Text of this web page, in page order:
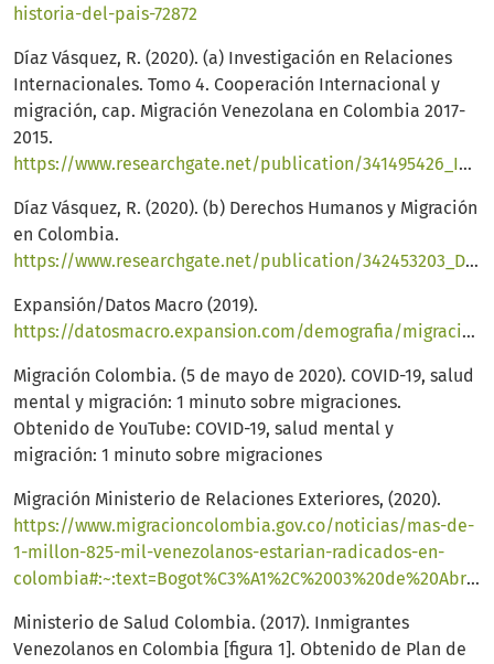
historia-del-pais-72872
Díaz Vásquez, R. (2020). (a) Investigación en Relaciones
Internacionales. Tomo 4. Cooperación Internacional y
migración, cap. Migración Venezolana en Colombia 2017-
2015.
https://www.researchgate.net/publication/341495426_Investigacion_en_Relaciones_Internacionales
Díaz Vásquez, R. (2020). (b) Derechos Humanos y Migración
en Colombia.
https://www.researchgate.net/publication/342453203_Derechos_Humanos_y_Migracion_en_Colombia
Expansión/Datos Macro (2019).
https://datosmacro.expansion.com/demografia/migracion/inmigracion/colombia
Migración Colombia. (5 de mayo de 2020). COVID-19, salud
mental y migración: 1 minuto sobre migraciones.
Obtenido de YouTube: COVID-19, salud mental y
migración: 1 minuto sobre migraciones
Migración Ministerio de Relaciones Exteriores, (2020).
https://www.migracioncolombia.gov.co/noticias/mas-de-
1-millon-825-mil-venezolanos-estarian-radicados-en-
colombia#:~:text=Bogot%C3%A1%2C%2003%20de%20Abril%20de,corte%20al%2029%20de%20febrero
Ministerio de Salud Colombia. (2017). Inmigrantes
Venezolanos en Colombia [figura 1]. Obtenido de Plan de